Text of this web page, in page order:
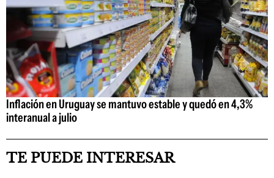
Inflación en Uruguay se mantuvo estable y quedó en 4,3%
interanual a julio
TE PUEDE INTERESAR